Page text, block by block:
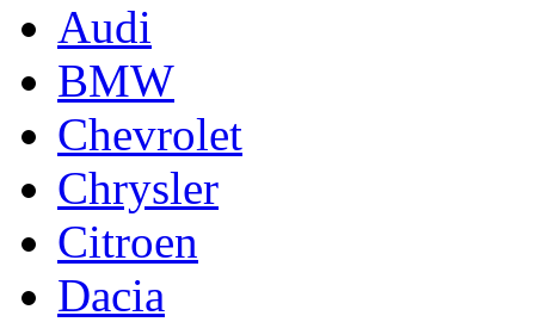
Audi
BMW
Chevrolet
Chrysler
Citroen
Dacia